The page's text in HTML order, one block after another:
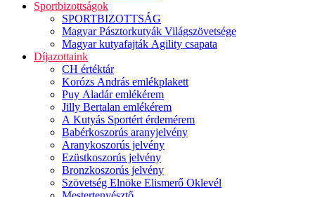
Sportbizottságok
SPORTBIZOTTSÁG
Magyar Pásztorkutyák Világszövetsége
Magyar kutyafajták Agility csapata
Díjazottaink
CH értéktár
Korózs András emlékplakett
Puy Aladár emlékérem
Jilly Bertalan emlékérem
A Kutyás Sportért érdemérem
Babérkoszorús aranyjelvény
Aranykoszorús jelvény
Ezüstkoszorús jelvény
Bronzkoszorús jelvény
Szövetség Elnöke Elismerő Oklevél